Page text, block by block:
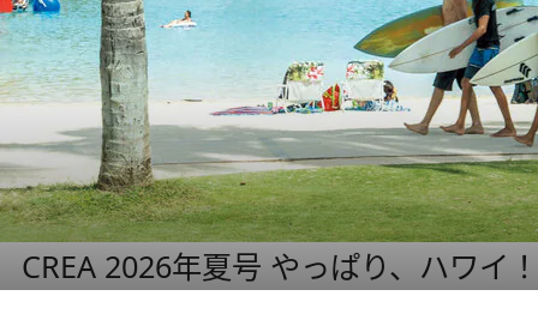
CREA 2026年夏号 やっぱり、ハワイ